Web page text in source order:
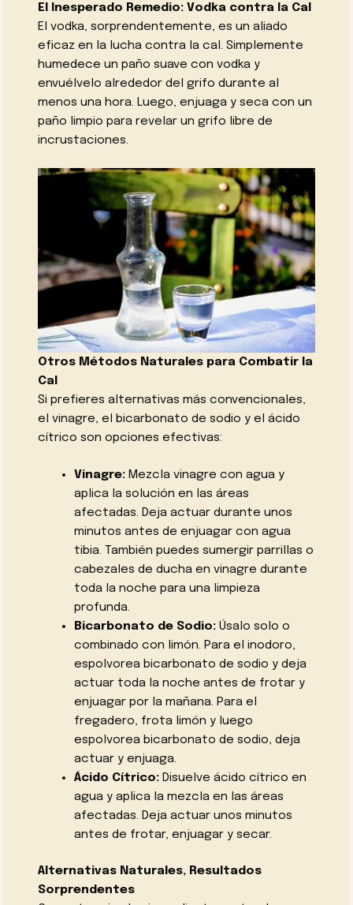
El Inesperado Remedio: Vodka contra la Cal
El vodka, sorprendentemente, es un aliado
eficaz en la lucha contra la cal. Simplemente
humedece un paño suave con vodka y
envuélvelo alrededor del grifo durante al
menos una hora. Luego, enjuaga y seca con un
paño limpio para revelar un grifo libre de
incrustaciones.
Otros Métodos Naturales para Combatir la
Cal
Si prefieres alternativas más convencionales,
el vinagre, el bicarbonato de sodio y el ácido
cítrico son opciones efectivas:
Vinagre:Mezcla vinagre con agua y
aplica la solución en las áreas
afectadas. Deja actuar durante unos
minutos antes de enjuagar con agua
tibia. También puedes sumergir parrillas o
cabezales de ducha en vinagre durante
toda la noche para una limpieza
profunda.
Bicarbonato de Sodio:Úsalo solo o
combinado con limón. Para el inodoro,
espolvorea bicarbonato de sodio y deja
actuar toda la noche antes de frotar y
enjuagar por la mañana. Para el
fregadero, frota limón y luego
espolvorea bicarbonato de sodio, deja
actuar y enjuaga.
Ácido Cítrico:Disuelve ácido cítrico en
agua y aplica la mezcla en las áreas
afectadas. Deja actuar unos minutos
antes de frotar, enjuagar y secar.
Alternativas Naturales, Resultados
Sorprendentes